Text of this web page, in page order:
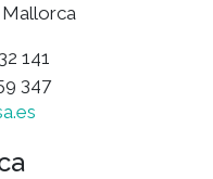
Mallorca
141
347